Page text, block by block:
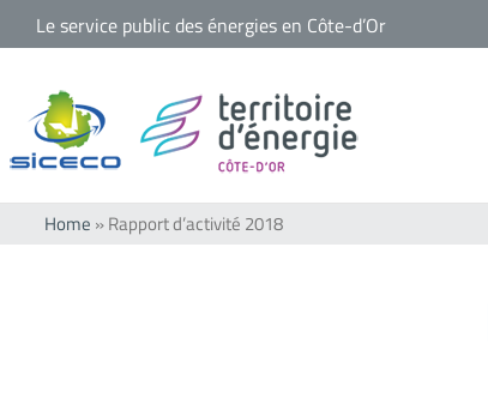
Passer
contenu
Le service public des énergies en Côte-d’Or
Home »Rapport d’activité 2018